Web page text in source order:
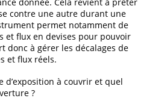
contre une autre durant une
permet notamment de
et flux en devises pour pouvoir
donc à gérer les décalages de
et flux réels.
d’exposition à couvrir et quel
?